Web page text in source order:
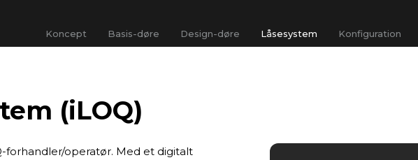
Koncept Basis-døre Design-døre Låsesystem Konfiguration
(iLOQ)
forhandler/operatør. Med et digitalt